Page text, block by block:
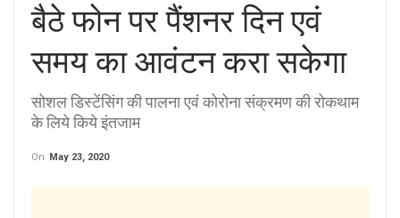
बैठे फोन पर पैंशनर दिन एवं
समय का आवंटन करा सकेगा
सोशल डिस्टेंसिंग की पालना एवं कोरोना संक्रमण की रोकथाम
के लिये किये इंतजाम
On May 23, 2020